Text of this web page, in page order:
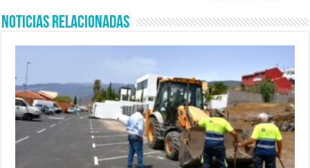
Noticias Relacionadas